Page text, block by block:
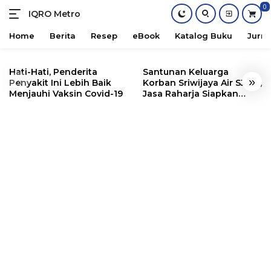
content
IQRO Metro
Lets
Bright
0
Home Berita Resep eBook Katalog Buku
« »
Hati-Hati, Penderita
Penyakit Ini Lebih Baik
Menjauhi Vaksin Covid-19
Santunan Keluarga
Korban Sriwijaya Air SJ182,
Jasa Raharja Siapkan